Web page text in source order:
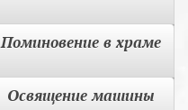
Поминовение в храме
Освящение машины